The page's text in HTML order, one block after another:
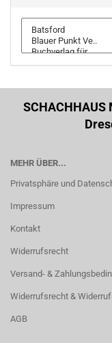
SCHACHHAUS
MEHR ÜBER...
Privatsphäre und
Impressum
Kontakt
Widerrufsrecht
Versand- &
Widerrufsrecht &
AGB